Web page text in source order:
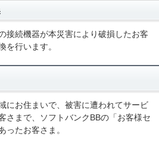
接続機器が本災害により破損したお客
を行います。
にお住まいで、被害に遭われてサービ
さまで、ソフトバンクBBの「お客様セ
ったお客さま。